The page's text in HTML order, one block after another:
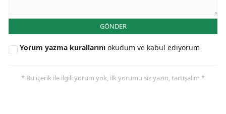
GÖNDER
Yorum yazma kurallarını okudum ve kabul ediyorum
* Bu içerik ile ilgili yorum yok, ilk yorumu siz yazın, tartışalım *